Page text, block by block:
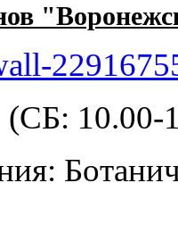
(СБ: 10.00-